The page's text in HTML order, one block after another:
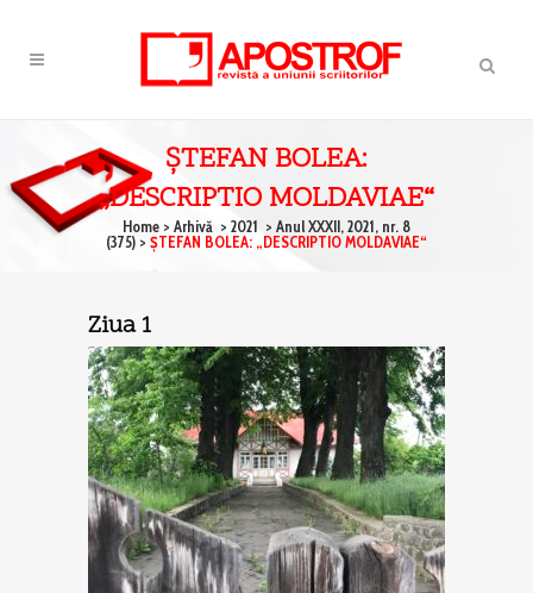
ŞTEFAN BOLEA:
„DESCRIPTIO MOLDAVIAE“
Home > Arhivă > 2021 > Anul XXXII, 2021, nr. 8
(375) > ŞTEFAN BOLEA: „DESCRIPTIO MOLDAVIAE“
Ziua 1